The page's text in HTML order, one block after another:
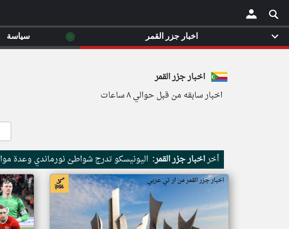
×
اخبار جزر القمر
اخبار سابقه من قبل حوالي ٨ ساعات
أخراخبار جزر القمر: اليونيسكو تدرج شواطئ نورماندي وعدة
اخبار جزر القمر من ار تي عربي اخبار جزر
اخبار جزر القمر ◉ سياسة